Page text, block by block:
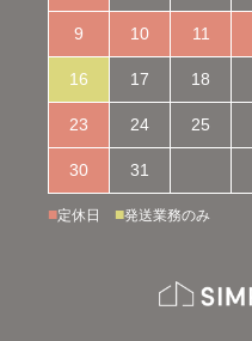
9 10 11
16 17 18
23 24 25
30 31
■定休日 ■発送業務のみ